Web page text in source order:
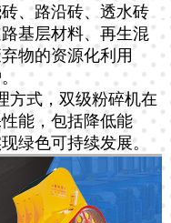
、路沿砖、透水砖
基层材料、再生混
物的资源化利用
方式，双级粉碎机在
能，包括降低能
绿色可持续发展。